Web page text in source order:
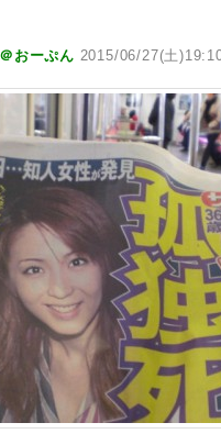
おーぷん 2015/06/27(土